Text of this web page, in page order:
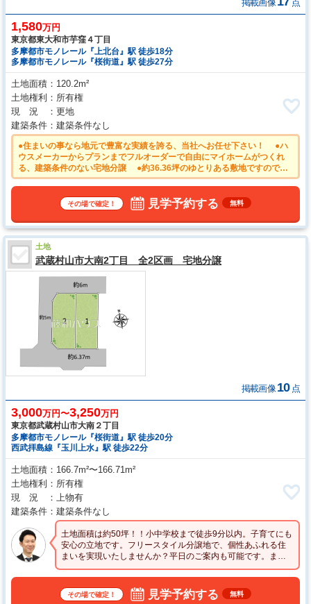
掲載画像 点
1,580万円
東京都東大和市芋窪４丁目
多摩都市モノレール『上北台』駅 徒歩18分
多摩都市モノレール『桜街道』駅 徒歩27分
土地面積
120.2m²
土地権利
所有権
現 況
更地
建築条件
建築条件なし
●住まいの事なら地元で豊富な実績を誇る、当社へお任せ下さい！ ●ハ
ウスメーカーからプランまでフルオーダーで自由にマイホームがつくれ
る、建築条件のない宅地分譲 ●約36.36坪のゆとりある敷地ですので、
広いお庭も確保できそうですね。
その場で確定！ 見学予約する 無料
土地
武蔵村山市大南2丁目 全2区画 宅地分譲
掲載画像 10 点
3,000万円〜3,250万円
東京都武蔵村山市大南２丁目
多摩都市モノレール『桜街道』駅 徒歩20分
西武拝島線『玉川上水』駅 徒歩22分
土地面積
166.7m²〜166.71m²
土地権利
所有権
現 況
上物有
建築条件
建築条件なし
土地面積は約50坪！！小中学校まで徒歩9分以内。子育てにも
安心の立地です。フリースタイル分譲地で、個性あふれる住
まいを実現いたしませんか？平日のご案内も可能です。まず
はお気軽にお問合せ下さいませ。
その場で確定！ 見学予約する 無料